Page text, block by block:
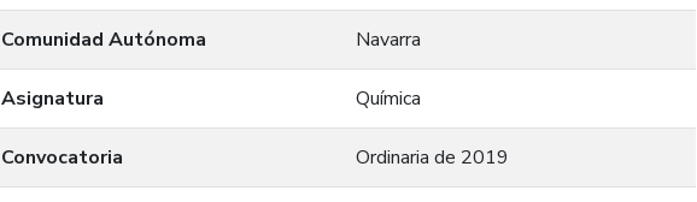
Comunidad Autónoma Navarra
Asignatura Química
Convocatoria Ordinaria de 2019